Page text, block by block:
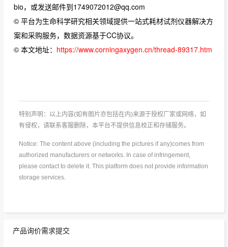
bio，或发送邮件到1749072012@qq.com
© 平台为生命科学研究相关领域提供一站式耗材试剂仪器解决方
案和采购服务，数据资源基于CC协议。
© 本文地址： https://www.corningaxygen.cn/thread-89317.htm
特别声明：以上内容(如有图片亦包括在内)来源于授权厂家或网络，如
有侵权，请联系客服删除，本平台不提供信息校正和存储服务。
Notice: The content above (including the pictures if any)comes from
authorized manufacturers or networks. In case of infringement,
please contact to delete it. This platform does not provide information
storage services.
产品询价需求提交